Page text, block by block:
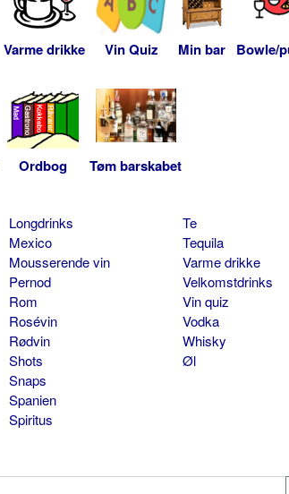
Varme drikke Vin Quiz Min bar Bowle/
Ordbog Tøm barskabet
Longdrinks
Mexico
Mousserende vin
Pernod
Rom
Rosévin
Rødvin
Shots
Snaps
Spanien
Spiritus
Te
Tequila
Varme drikke
Velkomstdrinks
Vin quiz
Vodka
Whisky
Øl